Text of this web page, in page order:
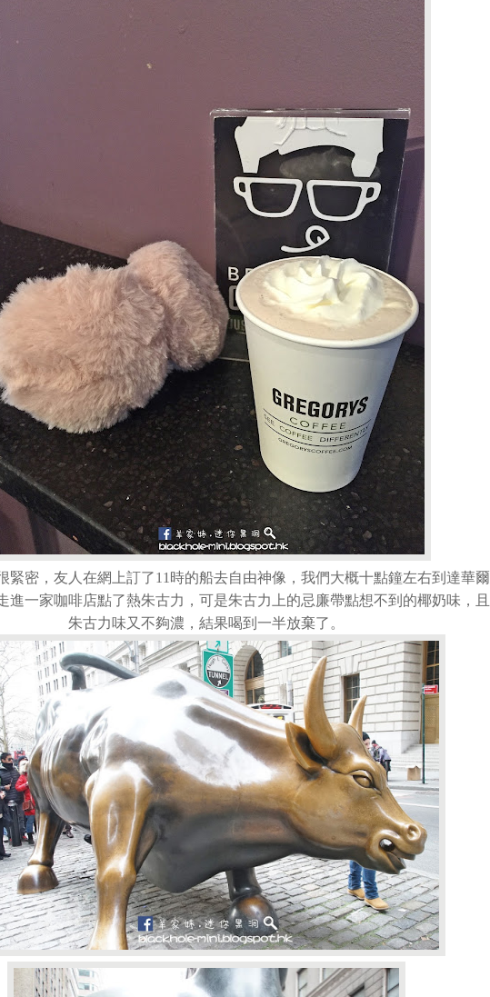
緊密，友人在網上訂了11時的船去自由神像，我們大概十點鐘左右到達華爾
進一家咖啡店點了熱朱古力，可是朱古力上的忌廉帶點想不到的椰奶味，且
朱古力味又不夠濃 ，結果喝到一半放棄了 。